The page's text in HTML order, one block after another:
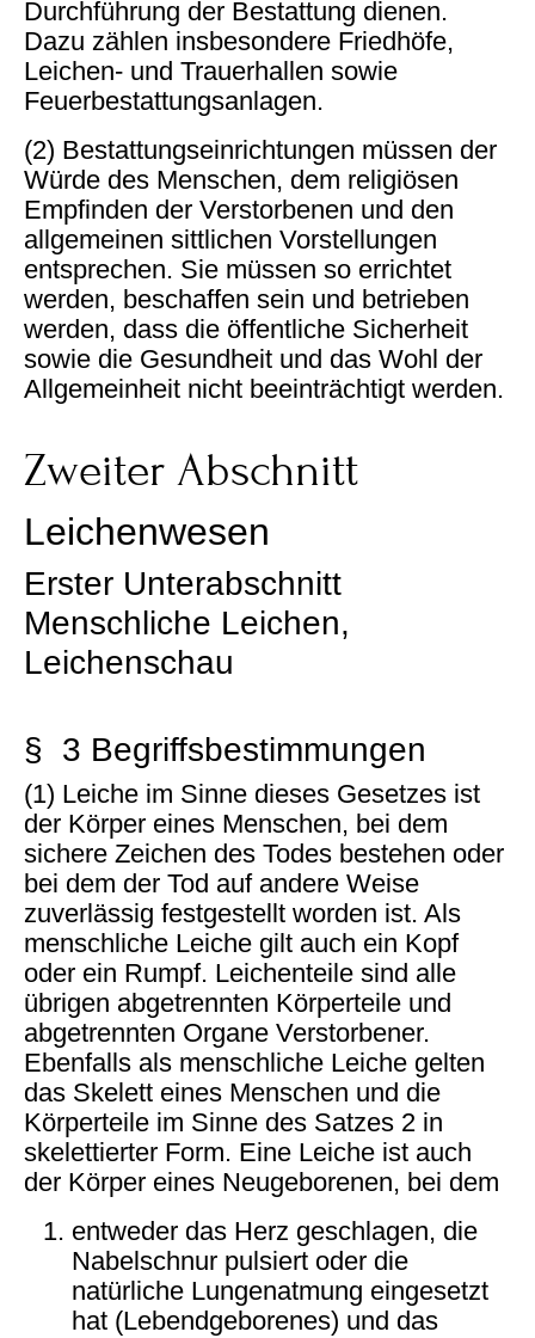
Durchführung der Bestattung dienen.
Dazu zählen insbesondere Friedhöfe,
Leichen- und Trauerhallen sowie
Feuerbestattungsanlagen.
(2) Bestattungseinrichtungen müssen der
Würde des Menschen, dem religiösen
Empfinden der Verstorbenen und den
allgemeinen sittlichen Vorstellungen
entsprechen. Sie müssen so errichtet
werden, beschaffen sein und betrieben
werden, dass die öffentliche Sicherheit
sowie die Gesundheit und das Wohl der
Allgemeinheit nicht beeinträchtigt werden.
Zweiter Abschnitt
Leichenwesen
Erster Unterabschnitt
Menschliche Leichen,
Leichenschau
§ 3 Begriffsbestimmungen
(1) Leiche im Sinne dieses Gesetzes ist
der Körper eines Menschen, bei dem
sichere Zeichen des Todes bestehen oder
bei dem der Tod auf andere Weise
zuverlässig festgestellt worden ist. Als
menschliche Leiche gilt auch ein Kopf
oder ein Rumpf. Leichenteile sind alle
übrigen abgetrennten Körperteile und
abgetrennten Organe Verstorbener.
Ebenfalls als menschliche Leiche gelten
das Skelett eines Menschen und die
Körperteile im Sinne des Satzes 2 in
skelettierter Form. Eine Leiche ist auch
der Körper eines Neugeborenen, bei dem
entweder das Herz geschlagen, die
Nabelschnur pulsiert oder die
natürliche Lungenatmung eingesetzt
hat (Lebendgeborenes) und das